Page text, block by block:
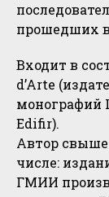
прошедших
Входит в
d’Arte
монографий
Edifir).
Автор
числе:
ГМИИ